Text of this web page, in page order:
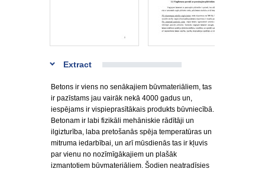
Extract
Betons ir viens no senākajiem būvmateriāliem, tas
ir pazīstams jau vairāk nekā 4000 gadus un,
iespējams ir vispieprasītākais produkts būvniecībā.
Betonam ir labi fizikāli mehāniskie rādītāji un
ilgizturība, laba pretošanās spēja temperatūras un
mitruma iedarbībai, un arī mūsdienās tas ir kļuvis
par vienu no nozīmīgākajiem un plašāk
izmantotiem būvmateriāliem. Šodien neatradīsies